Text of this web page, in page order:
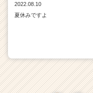
2022.08.10
夏休みですよ